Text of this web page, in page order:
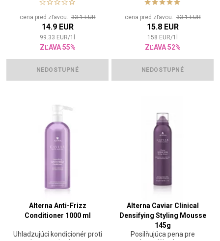
cena pred zľavou:33.1 EUR
14.9 EUR
99.33 EUR/1
ZĽAVA 55%
NEDOSTUPNÉ
cena pred zľavou:33.1 EUR
15.8 EUR
158 EUR/1
ZĽAVA 52%
NEDOSTUPNÉ
Alterna Anti-Frizz
Conditioner 1000 ml
Uhladzujúci kondicionér proti
Alterna Caviar Clinical
Densifying Styling Mousse
145g
Posilňujúca pena pre